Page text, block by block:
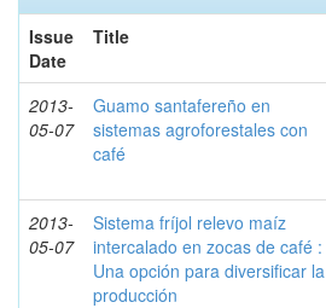
Issue
Date
Title
2013-
05-07
Guamo santafereño en
sistemas agroforestales con
café
2013-
05-07
Sistema fríjol relevo maíz
intercalado en zocas de café :
Una opción para diversificar la
producción